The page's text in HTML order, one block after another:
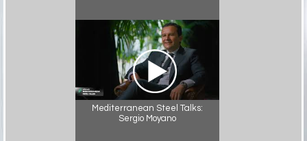
Mediterranean Steel Talks:
Sergio Moyano